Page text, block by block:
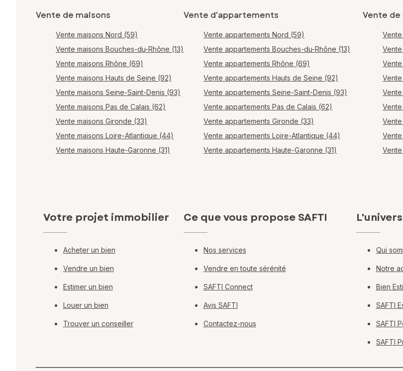
Vente de maisons
Vente maisons Nord (59)
Vente maisons Bouches-du-Rhône (13)
Vente maisons Rhône (69)
Vente maisons Hauts de Seine (92)
Vente maisons Seine-Saint-Denis (93)
Vente maisons Pas de Calais (62)
Vente maisons Gironde (33)
Vente maisons Loire-Atlantique (44)
Vente maisons Haute-Garonne (31)
Vente d'appartements
Vente appartements Nord (59)
Vente appartements Bouches-du-Rhône (13)
Vente appartements Rhône (69)
Vente appartements Hauts de Seine (92)
Vente appartements Seine-Saint-Denis (93)
Vente appartements Pas de Calais (62)
Vente appartements Gironde (33)
Vente appartements Loire-Atlantique (44)
Vente appartements Haute-Garonne (31)
Vente de
Vente
Votre projet immobilier
Acheter un bien
Vendre un bien
Estimer un bien
Louer un bien
Trouver un conseiller
Ce que vous propose SAFTI
Nos services
Vendre en toute sérénité
SAFTI Connect
Avis SAFTI
Contactez-nous
Qui
Notre
Bien
SAFTI
SAFTI
SAFTI